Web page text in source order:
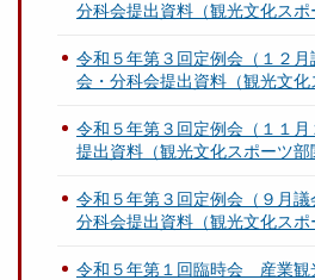
分科会提出資料（観光文化スポ
令和５年第３回定例会（１２
会・分科会提出資料（観光文化
令和５年第３回定例会（１１
提出資料（観光文化スポーツ部
令和５年第３回定例会（９月
分科会提出資料（観光文化スポ
令和５年第１回臨時会 産業観